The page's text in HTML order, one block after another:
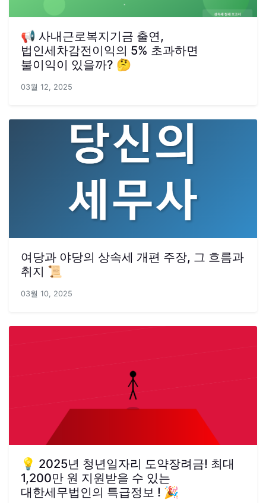
📢 사내근로복지기금 출연,
법인세차감전이익의 5% 초과하면
불이익이 있을까? 🤔
03월 12, 2025
여당과 야당의 상속세 개편 주장, 그 흐름과
취지 📜
03월 10, 2025
💡 2025년 청년일자리 도약장려금! 최대
1,200만 원 지원받을 수 있는
대한세무법인의 특급정보 ! 🎉